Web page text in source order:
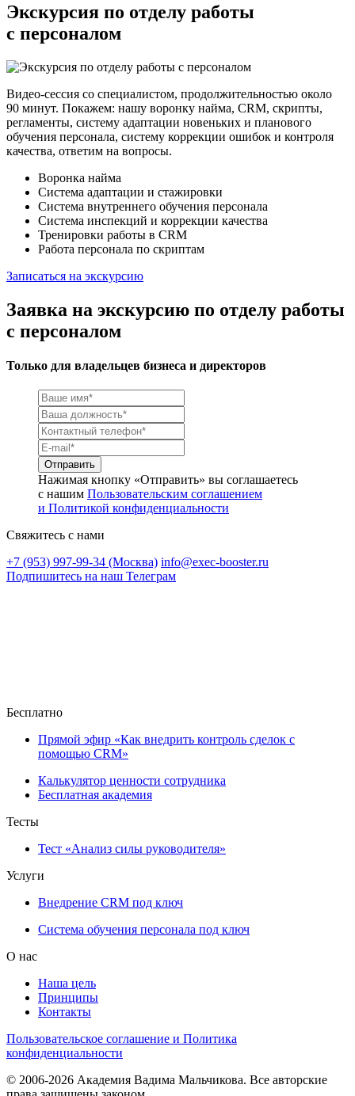
Экскурсия по отделу работы
с персоналом
Видео-сессия со специалистом, продолжительностью около
90 минут. Покажем: нашу воронку найма, CRM, скрипты,
регламенты, систему адаптации новеньких и планового
обучения персонала, систему коррекции ошибок и контроля
качества, ответим на вопросы.
Воронка найма
Система адаптации и стажировки
Система внутреннего обучения персонала
Система инспекций и коррекции качества
Тренировки работы в CRM
Работа персонала по скриптам
Записаться на экскурсию
Заявка на экскурсию по отделу работы
с персоналом
Только для владельцев бизнеса и директоров
Нажимая кнопку «Отправить» вы соглашаетесь
с нашим Пользовательским соглашением
и Политикой конфиденциальности
Свяжитесь с нами
+7 (953) 997-99-34 (Москва) info@exec-booster.ru
Подпишитесь на наш Телеграм
Бесплатно
Прямой эфир «Как внедрить контроль сделок с
помощью CRM»
Калькулятор ценности сотрудника
Бесплатная академия
Тесты
Тест «Анализ силы руководителя»
Услуги
Внедрение CRM под ключ
Система обучения персонала под ключ
О нас
Наша цель
Принципы
Контакты
Пользовательское соглашение и Политика
конфиденциальности
© 2006-2026 Академия Вадима Мальчикова. Все авторские